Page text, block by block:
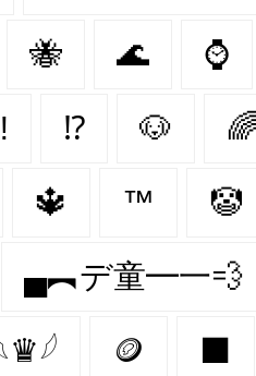
🐝 🌊 ⌚
⁉ 🐶
🔱 ™️ 🤡
▄︻デ童━一💨
🪙